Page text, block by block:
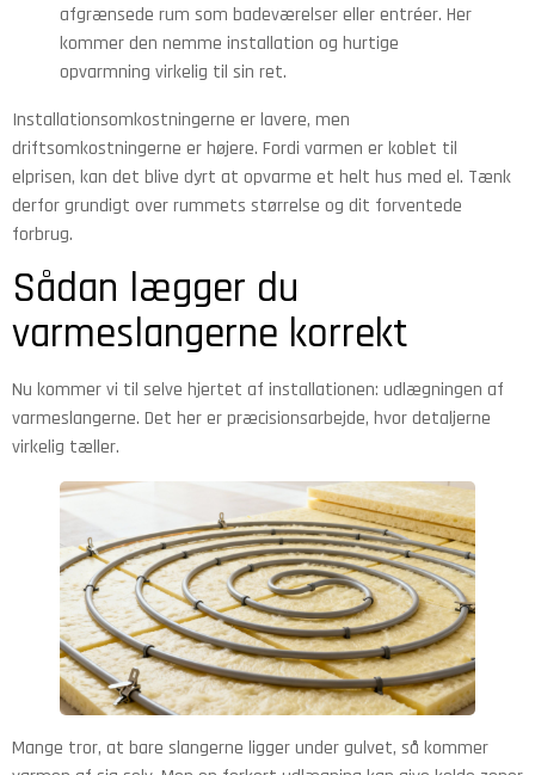
afgrænsede rum som badeværelser eller entréer. Her
kommer den nemme installation og hurtige
opvarmning virkelig til sin ret.
Installationsomkostningerne er lavere, men
driftsomkostningerne er højere. Fordi varmen er koblet til
elprisen, kan det blive dyrt at opvarme et helt hus med el. Tænk
derfor grundigt over rummets størrelse og dit forventede
forbrug.
Sådan lægger du
varmeslangerne korrekt
Nu kommer vi til selve hjertet af installationen: udlægningen af
varmeslangerne. Det her er præcisionsarbejde, hvor detaljerne
virkelig tæller.
Mange tror, at bare slangerne ligger under gulvet, så kommer